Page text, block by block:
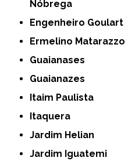
Nóbrega
Engenheiro Goulart
Ermelino Matarazzo
Guaianases
Guaianazes
Itaim Paulista
Itaquera
Jardim Helian
Jardim Iguatemi